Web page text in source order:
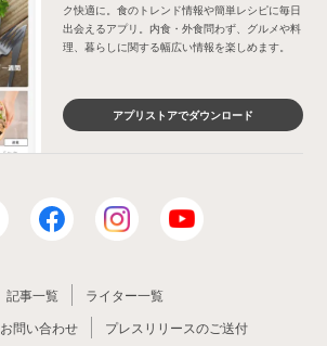
ク快適に。食のトレンド情報や簡単レシピに毎日
出会えるアプリ。内食・外食問わず、グルメや料
理、暮らしに関する幅広い情報を楽しめます。
アプリストアでダウンロード
記事一覧
ライター一覧
お問い合わせ
プレスリリースのご送付